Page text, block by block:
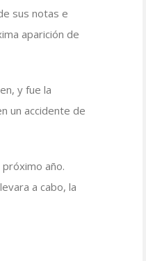
sus notas e
aparición de
y fue la
un accidente de
año.
a cabo, la